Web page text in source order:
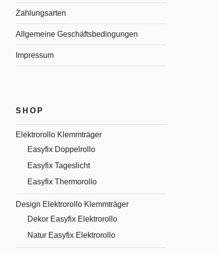
Zahlungsarten
Allgemeine Geschäftsbedingungen
Impressum
SHOP
Elektrorollo Klemmträger
Easyfix Doppelrollo
Easyfix Tageslicht
Easyfix Thermorollo
Design Elektrorollo Klemmträger
Dekor Easyfix Elektrorollo
Natur Easyfix Elektrorollo